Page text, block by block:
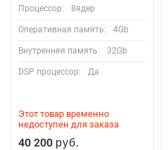
Процессор: 8ядер
Оперативная память: 4Gb
Внутренняя память: 32Gb
DSP процессор: Да
Этот товар временно
недоступен для заказа
40 200 руб.